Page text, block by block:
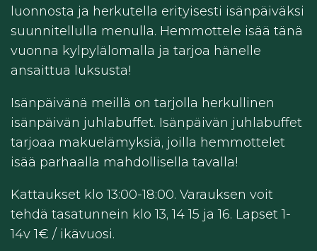
luonnosta ja herkutella erityisesti isänpäiväksi
suunnitellulla menulla. Hemmottele isää tänä
vuonna kylpylälomalla ja tarjoa hänelle
ansaittua luksusta!
Isänpäivänä meillä on tarjolla herkullinen
isänpäivän juhlabuffet. Isänpäivän juhlabuffet
tarjoaa makuelämyksiä, joilla hemmottelet
isää parhaalla mahdollisella tavalla!
Kattaukset klo 13:00-18:00. Varauksen voit
tehdä tasatunnein klo 13, 14 15 ja 16. Lapset 1-
14v 1€ / ikävuosi.